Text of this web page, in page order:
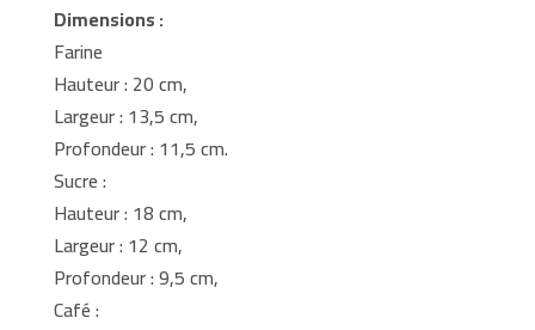
Dimensions :
Farine
Hauteur : 20 cm,
Largeur : 13,5 cm,
Profondeur : 11,5 cm.
Sucre :
Hauteur : 18 cm,
Largeur : 12 cm,
Profondeur : 9,5 cm,
Café :